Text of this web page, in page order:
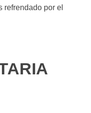
refrendado por el